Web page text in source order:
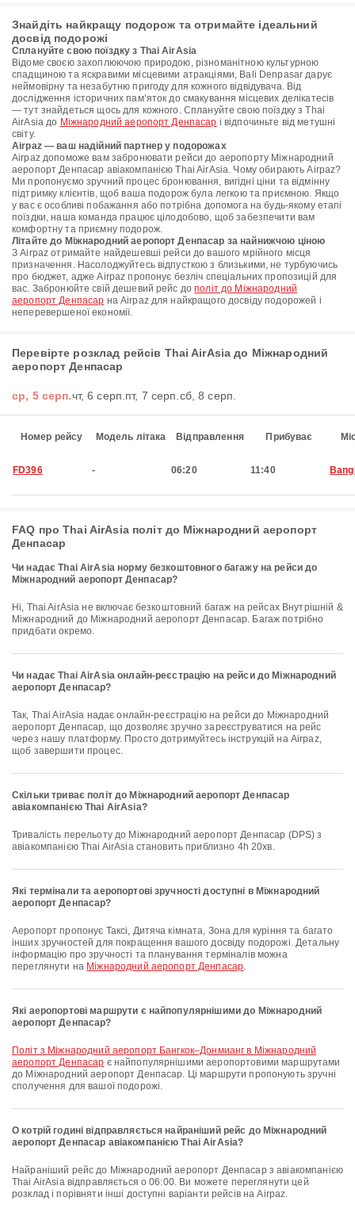
Знайдіть найкращу подорож та отримайте ідеальний
досвід подорожі
Сплануйте свою поїздку з Thai AirAsia
Відоме своєю захоплюючою природою, різноманітною культурною
спадщиною та яскравими місцевими атракціями, Bali Denpasar дарує
неймовірну та незабутню пригоду для кожного відвідувача. Від
дослідження історичних пам’яток до смакування місцевих делікатесів
— тут знайдеться щось для кожного. Сплануйте свою поїздку з Thai
AirAsia до Міжнародний аеропорт Денпасар і відпочиньте від метушні
світу.
Airpaz — ваш надійний партнер у подорожах
Airpaz допоможе вам забронювати рейси до аеропорту Міжнародний
аеропорт Денпасар авіакомпанією Thai AirAsia. Чому обирають Airpaz?
Ми пропонуємо зручний процес бронювання, вигідні ціни та відмінну
підтримку клієнтів, щоб ваша подорож була легкою та приємною. Якщо
у вас є особливі побажання або потрібна допомога на будь-якому етапі
поїздки, наша команда працює цілодобово, щоб забезпечити вам
комфортну та приємну подорож.
Літайте до Міжнародний аеропорт Денпасар за найнижчою ціною
З Airpaz отримайте найдешевші рейси до вашого мрійного місця
призначення. Насолоджуйтесь відпусткою з близькими, не турбуючись
про бюджет, адже Airpaz пропонує безліч спеціальних пропозицій для
вас. Забронюйте свій дешевий рейс дополіт до Міжнародний
аеропорт Денпасар на Airpaz для найкращого досвіду подорожей і
неперевершеної економії.
Перевірте розклад рейсів Thai AirAsia до Міжнародний
аеропорт Денпасар
ср, 5 серп.чт, 6 серп. пт, 7 серп. сб, 8 серп.
Номер рейсу Модель літака Відправлення Прибуває
FD396 - 06:20 11:40
FAQ про Thai AirAsia політ до Міжнародний аеропорт
Денпасар
Чи надає Thai AirAsia норму безкоштовного багажу на рейси до
Міжнародний аеропорт Денпасар?
Ні, Thai AirAsia не включає безкоштовний багаж на рейсах Внутрішній &
Міжнародний до Міжнародний аеропорт Денпасар. Багаж потрібно
придбати окремо.
Чи надає Thai AirAsia онлайн-реєстрацію на рейси до Міжнародний
аеропорт Денпасар?
Так, Thai AirAsia надає онлайн-реєстрацію на рейси до Міжнародний
аеропорт Денпасар, що дозволяє зручно зареєструватися на рейс
через нашу платформу. Просто дотримуйтесь інструкцій на Airpaz,
щоб завершити процес.
Скільки триває політ до Міжнародний аеропорт Денпасар
авіакомпанією Thai AirAsia?
Тривалість перельоту до Міжнародний аеропорт Денпасар (DPS) з
авіакомпанією Thai AirAsia становить приблизно 4h 20хв.
Які термінали та аеропортові зручності доступні в Міжнародний
аеропорт Денпасар?
Аеропорт пропонує Таксі, Дитяча кімната, Зона для куріння та багато
інших зручностей для покращення вашого досвіду подорожі. Детальну
інформацію про зручності та планування терміналів можна
переглянути на Міжнародний аеропорт Денпасар.
Які аеропортові маршрути є найпопулярнішими до Міжнародний
аеропорт Денпасар?
політ з Міжнародний аеропорт Бангкок–Донмианг в Міжнародний
аеропорт Денпасар є найпопулярнішими аеропортовими маршрутами
до Міжнародний аеропорт Денпасар. Ці маршрути пропонують зручні
сполучення для вашої подорожі.
О котрій годині відправляється найраніший рейс до Міжнародний
аеропорт Денпасар авіакомпанією Thai AirAsia?
Найраніший рейс до Міжнародний аеропорт Денпасар з авіакомпанією
Thai AirAsia відправляється о 06:00. Ви можете переглянути цей
розклад і порівняти інші доступні варіанти рейсів на Airpaz.